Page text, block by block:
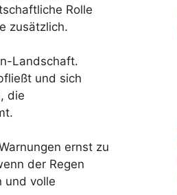
Rolle
zusätzlich.
Landschaft.
und sich
die
ernst zu
der Regen
und volle